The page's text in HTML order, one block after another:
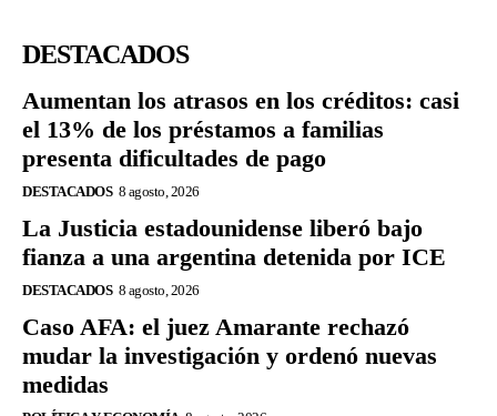
DESTACADOS
Aumentan los atrasos en los créditos: casi
el 13% de los préstamos a familias
presenta dificultades de pago
DESTACADOS 8 agosto, 2026
La Justicia estadounidense liberó bajo
fianza a una argentina detenida por ICE
DESTACADOS 8 agosto, 2026
Caso AFA: el juez Amarante rechazó
mudar la investigación y ordenó nuevas
medidas